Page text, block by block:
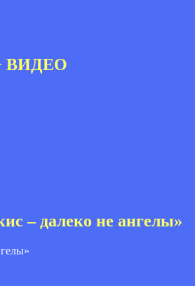
+ ВИДЕО
– далеко не ангелы»